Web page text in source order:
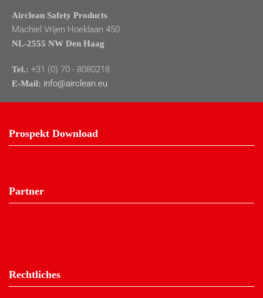
Airclean Safety Products
Machiel Vrijen Hoeklaan 450
NL-2555 NW Den Haag
Tel.: +31 (0) 70 - 8080218
E-Mail: info@airclean.eu
Prospekt Download
Partner
Rechtliches